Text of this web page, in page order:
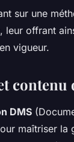
sur une
leur offrant
vigueur.
DMS
maîtriser